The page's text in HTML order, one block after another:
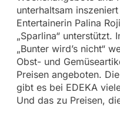
unterhaltsam
Entertainerin Palina
„Sparlina“ unterstützt.
„Bunter wird’s nicht“
Obst- und
Preisen angeboten.
gibt es bei EDEKA
Und das zu Preisen,